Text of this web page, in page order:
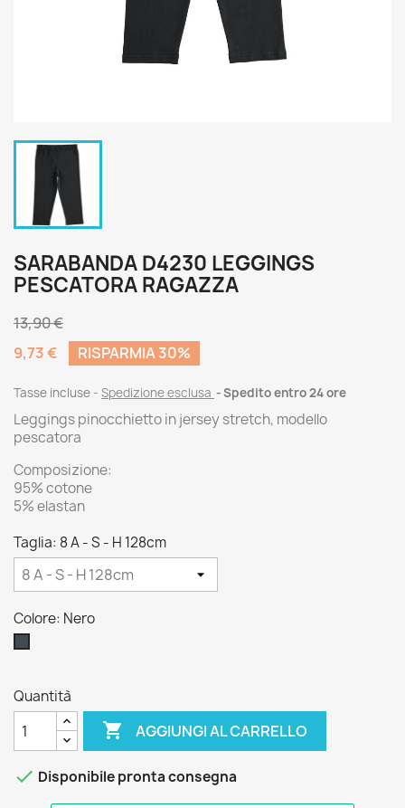
SARABANDA D4230 LEGGINGS
PESCATORA RAGAZZA
13,90 €
9,73 €
RISPARMIA 30%
Tasse incluse Spedizione esclusa Spedito entro 24 ore
Leggings pinocchietto in jersey stretch, modello
pescatora
Composizione:
95% cotone
5% elastan
Taglia: 8 A - S - H 128cm
Colore: Nero
Quantità
 AGGIUNGI AL CARRELLO
 Disponibile pronta consegna